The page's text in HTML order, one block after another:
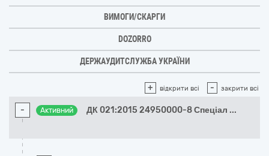
ВИМОГИ/СКАРГИ
DOZORRO
ДЕРЖАУДИТСЛУЖБА УКРАЇНИ
+ відкрити всі - закрити всі
- Активний ДК 021:2015 24950000-8 Спеціал ...